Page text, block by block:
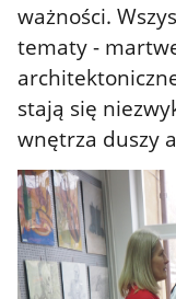
ważności.
tematy -
stają się
wnętrza duszy